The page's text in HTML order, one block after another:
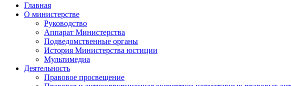
Главная
О министерстве
Руководство
Аппарат Министерства
Подведомственные органы
История Министерства юстиции
Мультимедиа
Деятельность
Правовое просвещение